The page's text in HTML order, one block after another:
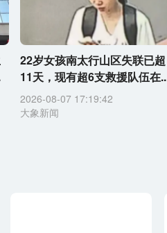
22岁女孩南太行山区失联已超
11天，现有超6支救援队伍在
2026-08-07 17:19:42
大象新闻